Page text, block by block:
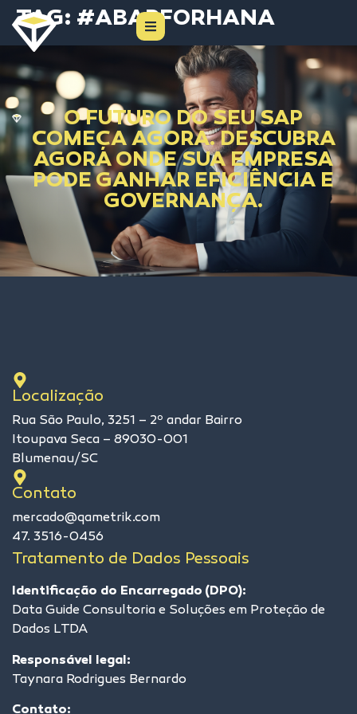
TAG: #ABAPFORHANA
O FUTURO DO SEU SAP
COMEÇA AGORA. DESCUBRA
AGORA ONDE SUA EMPRESA
PODE GANHAR EFICIÊNCIA E
GOVERNANÇA.
Localização
Rua São Paulo, 3251 – 2º andar Bairro
Itoupava Seca – 89030-001
Blumenau/SC
Contato
mercado@qametrik.com
47. 3516-0456
Tratamento de Dados Pessoais
Identificação do Encarregado (DPO):
Data Guide Consultoria e Soluções em Proteção de
Dados LTDA
Responsável legal:
Taynara Rodrigues Bernardo
Contato: